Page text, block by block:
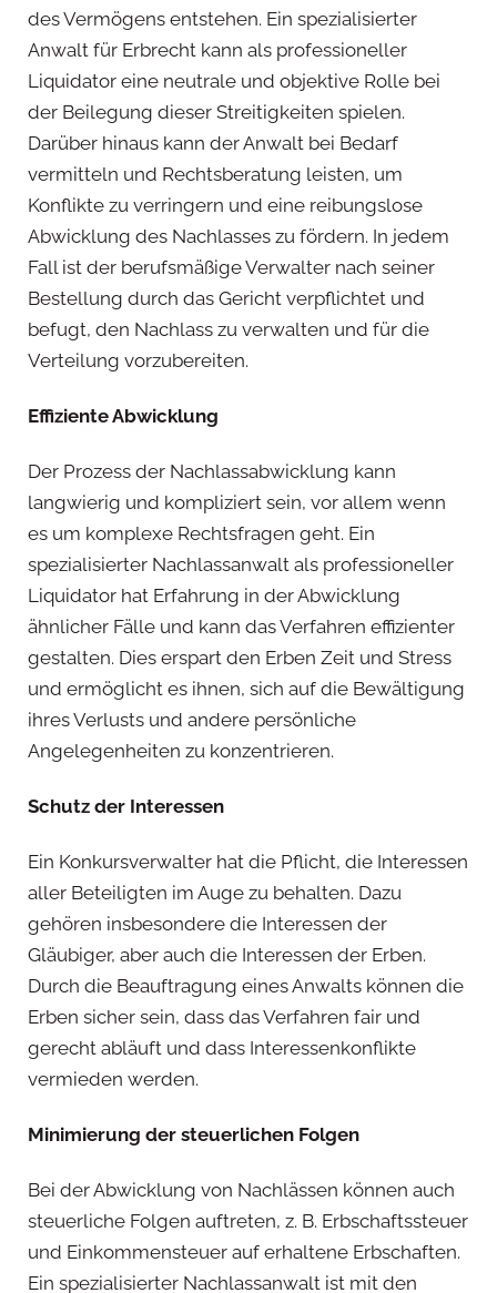
des Vermögens entstehen. Ein spezialisierter
Anwalt für Erbrecht kann als professioneller
Liquidator eine neutrale und objektive Rolle bei
der Beilegung dieser Streitigkeiten spielen.
Darüber hinaus kann der Anwalt bei Bedarf
vermitteln und Rechtsberatung leisten, um
Konflikte zu verringern und eine reibungslose
Abwicklung des Nachlasses zu fördern. In jedem
Fall ist der berufsmäßige Verwalter nach seiner
Bestellung durch das Gericht verpflichtet und
befugt, den Nachlass zu verwalten und für die
Verteilung vorzubereiten.
Effiziente Abwicklung
Der Prozess der Nachlassabwicklung kann
langwierig und kompliziert sein, vor allem wenn
es um komplexe Rechtsfragen geht. Ein
spezialisierter Nachlassanwalt als professioneller
Liquidator hat Erfahrung in der Abwicklung
ähnlicher Fälle und kann das Verfahren effizienter
gestalten. Dies erspart den Erben Zeit und Stress
und ermöglicht es ihnen, sich auf die Bewältigung
ihres Verlusts und andere persönliche
Angelegenheiten zu konzentrieren.
Schutz der Interessen
Ein Konkursverwalter hat die Pflicht, die Interessen
aller Beteiligten im Auge zu behalten. Dazu
gehören insbesondere die Interessen der
Gläubiger, aber auch die Interessen der Erben.
Durch die Beauftragung eines Anwalts können die
Erben sicher sein, dass das Verfahren fair und
gerecht abläuft und dass Interessenkonflikte
vermieden werden.
Minimierung der steuerlichen Folgen
Bei der Abwicklung von Nachlässen können auch
steuerliche Folgen auftreten, z. B. Erbschaftssteuer
und Einkommensteuer auf erhaltene Erbschaften.
Ein spezialisierter Nachlassanwalt ist mit den